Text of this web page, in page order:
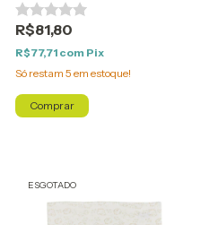
R$81,80
R$77,71 com Pix
Só restam 5 em estoque!
Comprar
ESGOTADO